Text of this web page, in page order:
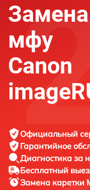
мфу
Canon
Официальный
Гарантийное
Диагностика за
Бесплатный
Замена